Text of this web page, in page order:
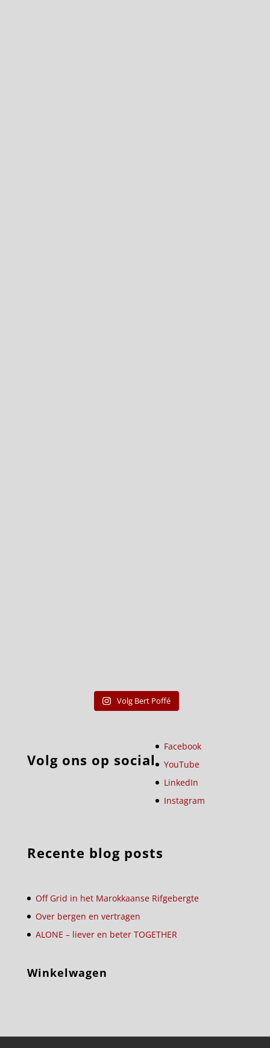
Volg Bert Poffé
Volg ons op social
Facebook
YouTube
LinkedIn
Instagram
Recente blog posts
Off Grid in het Marokkaanse Rifgebergte
Over bergen en vertragen
ALONE – liever en beter TOGETHER
Winkelwagen